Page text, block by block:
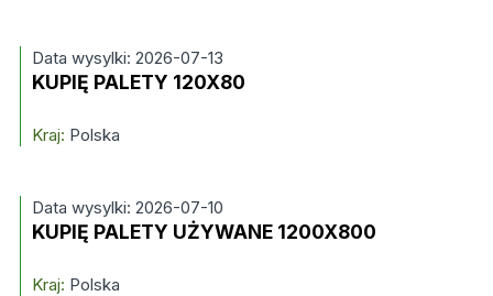
Data wysylki: 2026-07-13
KUPIĘ PALETY 120X80
Kraj: Polska
Data wysylki: 2026-07-10
KUPIĘ PALETY UŻYWANE 1200X800
Kraj: Polska